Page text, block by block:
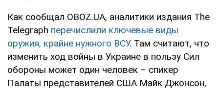
Как сообщал OBOZ.UA, аналитики издания The
Telegraph перечислили ключевые виды
оружия, крайне нужного ВСУ. Там считают, что
изменить ход войны в Украине в пользу Сил
обороны может один человек – спикер
Палаты представителей США Майк Джонсон,